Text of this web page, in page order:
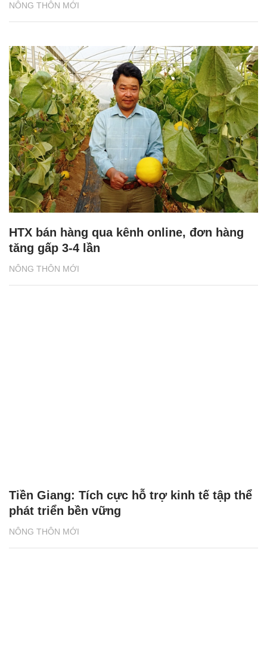
NÔNG THÔN MỚI
NÔNG THÔN MỚI
HTX bán hàng qua kênh online, đơn hàng
tăng gấp 3-4 lần
NÔNG THÔN MỚI
Tiền Giang: Tích cực hỗ trợ kinh tế tập thể
phát triển bền vững